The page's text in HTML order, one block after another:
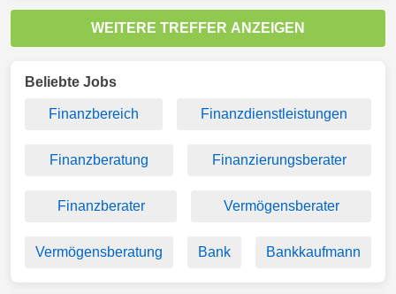
WEITERE TREFFER ANZEIGEN
Beliebte Jobs
Finanzbereich Finanzdienstleistungen
Finanzberatung Finanzierungsberater
Finanzberater Vermögensberater
Vermögensberatung Bank Bankkaufmann